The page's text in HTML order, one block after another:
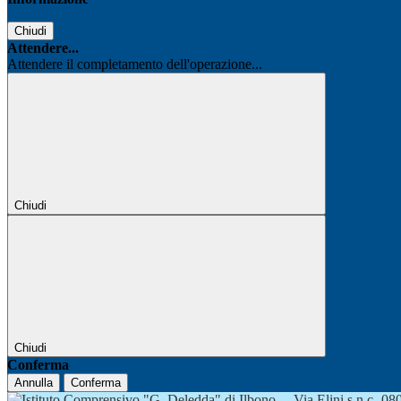
Chiudi
Attendere...
Attendere il completamento dell'operazione...
Chiudi
Chiudi
Conferma
Annulla Conferma